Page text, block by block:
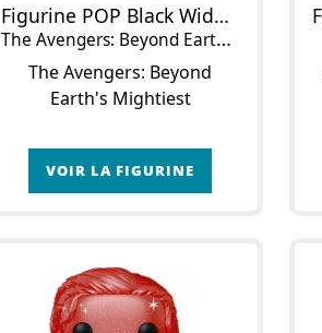
Figurine POP Black Widow
The Avengers: Beyond Earth's Mightiest
The Avengers: Beyond
Earth's Mightiest
VOIR LA FIGURINE